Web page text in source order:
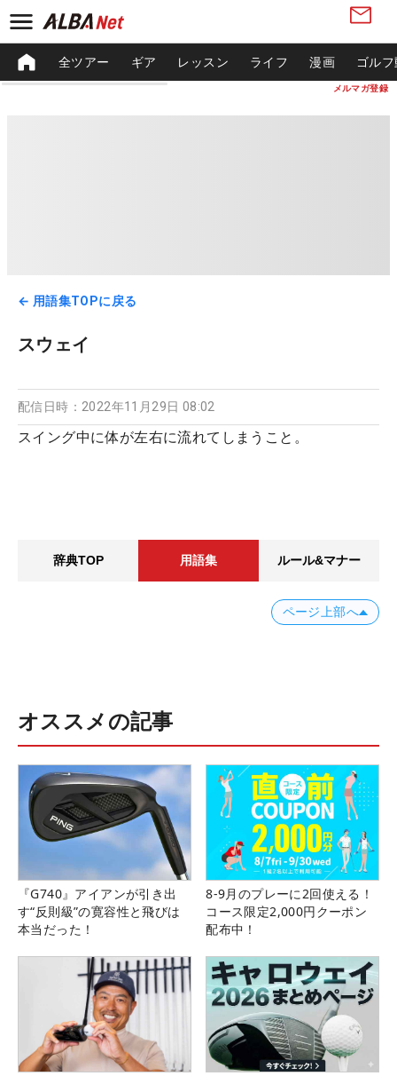
メルマガ登録
全ツアー ギア レッスン ライフ 漫画 ゴル
← 用語集TOPに戻る
スウェイ
配信日時： 2022年11月29日 08:02
スイング中に体が左右に流れてしまうこと。
辞典TOP 用語集 ルール&マナー
ページ上部へ
オススメの記事
『G740』アイアンが引き出
す“反則級”の寛容性と飛びは
本当だった！
8-9月のプレーに2回使える！
コース限定2,000円クーポン
配布中！